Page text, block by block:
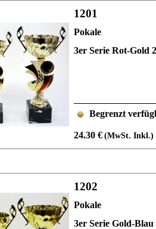
1201
Pokale
3er Serie Rot-Gold
Begrenzt
24.30 € (MwSt. Inkl.)
1202
Pokale
3er Serie Gold-